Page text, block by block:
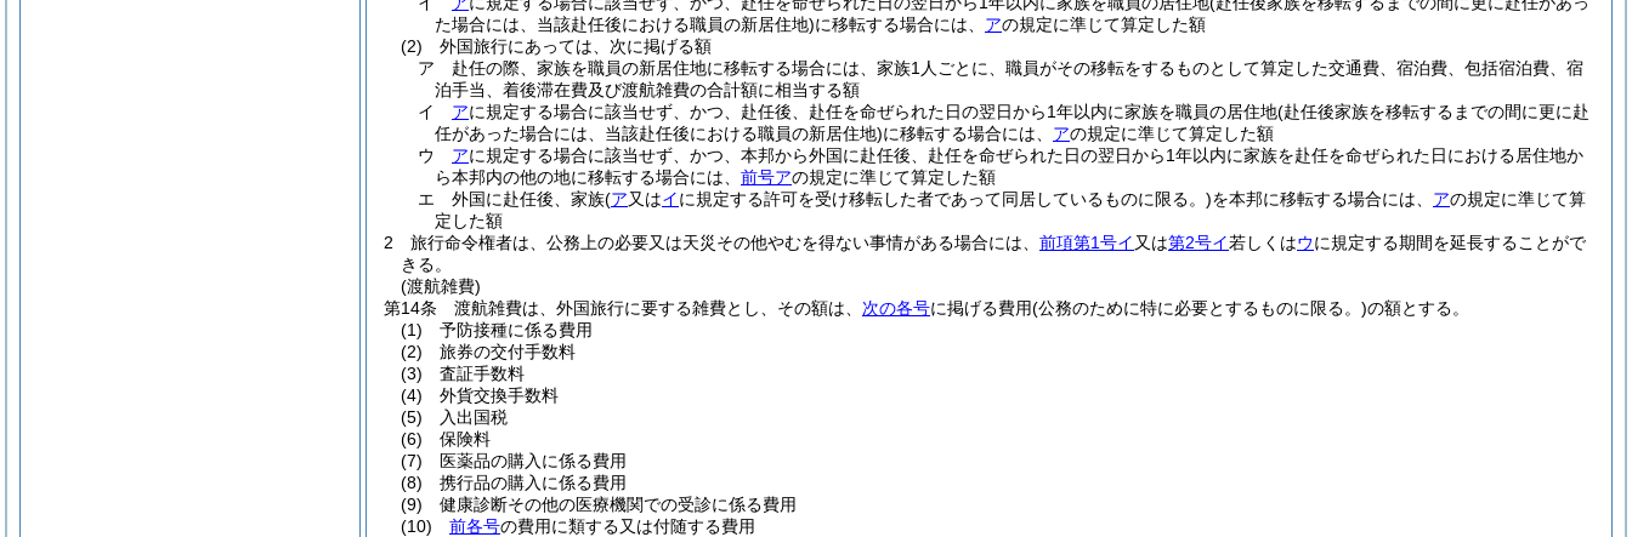
た場合には、当該赴任後における職員の新居住地)に移転する場合には、 アの規定に準じて算定した額
(2)
外国旅行にあっては、次に掲げる額
ア
赴任の際、家族を職員の新居住地に移転する場合には、家族1人ごとに、職員がその移転をするものとして算定した交通費、宿泊費、包括宿泊費、宿
泊手当、着後滞在費及び渡航雑費の合計額に相当する額
イ
アに規定する場合に該当せず、かつ、赴任後、赴任を命ぜられた日の翌日から1年以内に家族を職員の居住地(赴任後家族を移転するまでの間に更に赴
任があった場合には、当該赴任後における職員の新居住地)に移転する場合には、 アの規定に準じて算定した額
ウ
アに規定する場合に該当せず、かつ、本邦から外国に赴任後、赴任を命ぜられた日の翌日から1年以内に家族を赴任を命ぜられた日における居住地か
ら本邦内の他の地に移転する場合には、 前号アの規定に準じて算定した額
エ
外国に赴任後、家族(ア又はイに規定する許可を受け移転した者であって同居しているものに限る。)を本邦に移転する場合には、 アの規定に準じて算
定した額
2
旅行命令権者は、公務上の必要又は天災その他やむを得ない事情がある場合には、 前項第1号イ 又は第2号イ若しくはウに規定する期間を延長することがで
きる。
(渡航雑費)
第14条
渡航雑費は、外国旅行に要する雑費とし、その額は、 次の各号に掲げる費用(公務のために特に必要とするものに限る。)の額とする。
(1)
予防接種に係る費用
(2)
旅券の交付手数料
(3)
査証手数料
(4)
外貨交換手数料
(5)
入出国税
(6)
保険料
(7)
医薬品の購入に係る費用
(8)
携行品の購入に係る費用
(9)
健康診断その他の医療機関での受診に係る費用
(10)
前各号の費用に類する又は付随する費用